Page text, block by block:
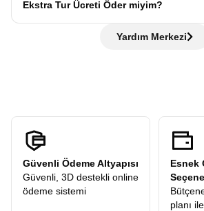
ifadeleri bilmeniz gezinizde kolaylık
de hiç sorun değil rehberlerimiz her
rehberlerimizlegezersiniz. Her şehre
şehir turu gerçekleştirilir. Tarihi yerleri
Ekstra Tur Ücreti Öder miyim?
anlayışıyla hareket eder ve sizden
Yardım Merkezi
Güvenli Ödeme Altyapısı
Güvenli, 3D destekli online
ödeme sistemi
Esnek
planı